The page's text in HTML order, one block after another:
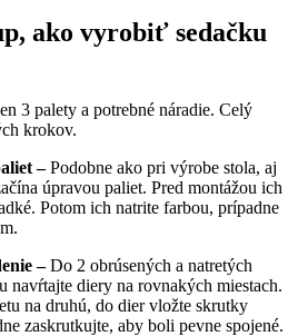
ako vyrobiť sedačku
3 palety a potrebné náradie. Celý
krokov.
–Podobne ako pri výrobe stola, aj
úpravou paliet. Pred montážou ich
Potom ich natrite farbou, prípadne
–Do 2 obrúsených a natretých
diery na rovnakých miestach.
na druhú, do dier vložte skrutky
zaskrutkujte, aby boli pevne spojené.